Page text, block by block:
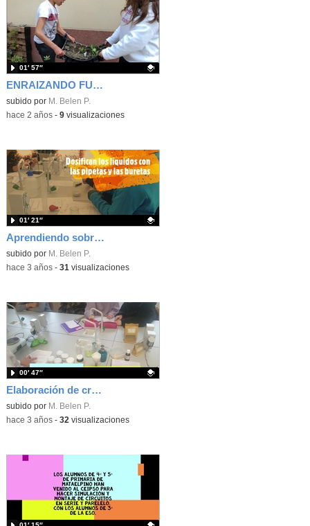
ENRAIZANDO FUTURO. PROYECTO AGROECOLÓGICO CEIPSO SAN SEBASTIÁN
Contenido educativo.
subido por M. Belen P.
01′ 57″
-hace 2 años- 9visualizaciones
Aprendiendo sobre ácidos y bases
Contenido educativo.
subido por M. Belen P.
01′ 21″
-hace 3 años- 31 visualizaciones
Elaboración de crema atópica
Contenido educativo.
subido por M. Belen P.
00′ 47″
-hace 3 años- 32 visualizaciones